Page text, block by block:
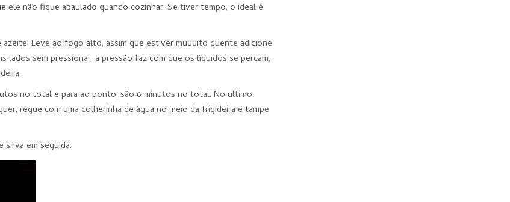
ele não fique abaulado quando cozinhar. Se tiver tempo, o ideal é
Leve ao fogo alto, assim que estiver muuuito quente adicione
sem pressionar, a pressão faz com que os líquidos se percam,
no total e para ao ponto, são 6 minutos no total. No ultimo
regue com uma colherinha de água no meio da frigideira e tampe
em seguida.